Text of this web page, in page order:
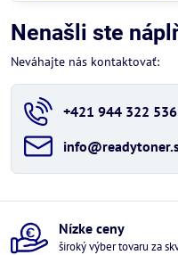
Nenašli ste
Neváhajte nás kontaktovať:
+421 944 322 536
Nízke ceny
široký výber tovaru za